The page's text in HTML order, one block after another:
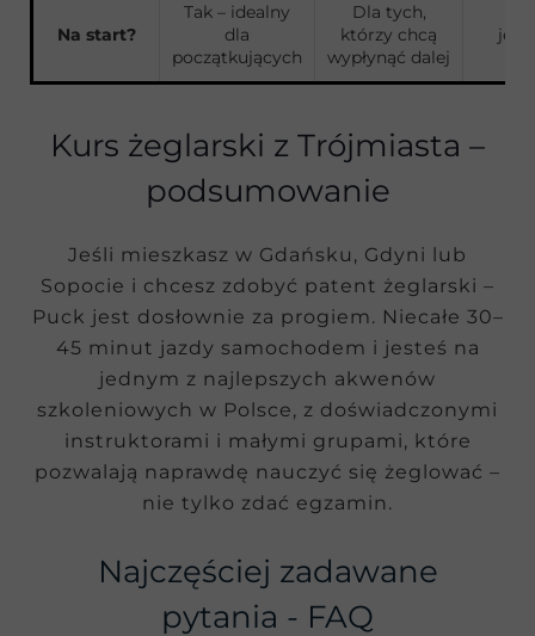
Najczęściej zadawane
pytania - FAQ
Na start?
Tak – idealny
dla
początkujących
Dla tych,
którzy chcą
wypłynąć dalej
Kurs żeglarski z Trójmiasta –
podsumowanie
Jeśli mieszkasz w Gdańsku, Gdyni lub
Sopocie i chcesz zdobyć patent żeglarski –
Puck jest dosłownie za progiem. Niecałe 30–
45 minut jazdy samochodem i jesteś na
jednym z najlepszych akwenów
szkoleniowych w Polsce, z doświadczonymi
instruktorami i małymi grupami, które
pozwalają naprawdę nauczyć się żeglować –
nie tylko zdać egzamin.